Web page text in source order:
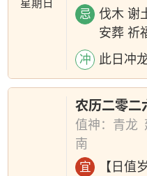
星期日
忌
伐木 谢
安葬 祈
冲 此日冲
农历二零二
值神：青龙
南
宜
【日值